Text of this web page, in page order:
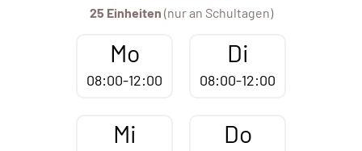
25 Einheiten (nur an Schultagen)
Mo
08:00-12:00
Di
08:00-12:00
Mi Do